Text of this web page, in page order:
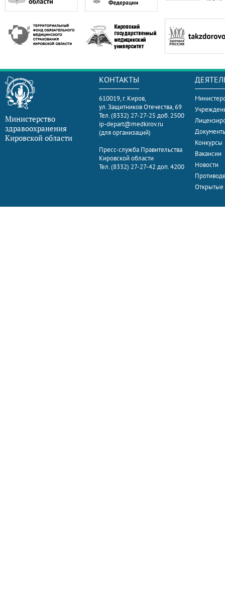
Министерство
здравоохранения
Кировской области
КОНТАКТЫ
610019, г. Киров,
ул. Защитников Отечества, 69
Тел. (8332) 27-27-25 доб. 2500
ip-depart@medkirov.ru
(для организаций)
Пресс-служба Правительства
Кировской области
Тел. (8332) 27-27-42 доп. 4200
Конкурсы
Вакансии
Новости